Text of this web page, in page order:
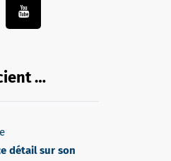
…
détail sur son